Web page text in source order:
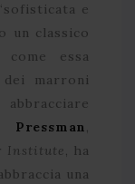
e
un classico
come essa
marroni
Pressman,
Institute, ha
una